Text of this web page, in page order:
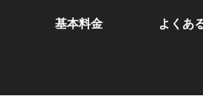
基本料金 よくあ